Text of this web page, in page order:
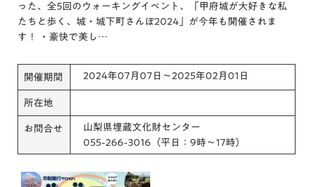
った、全5回のウォーキングイベント、「甲府城が大好きな私
たちと歩く、城・城下町さんぽ2024」が今年も開催されま
す！ ・豪快で美し…
開催期間 2024年07月07日～2025年02月01日
所在地
お問合せ
山梨県埋蔵文化財センター
055-266-3016（平日：9時～17時）